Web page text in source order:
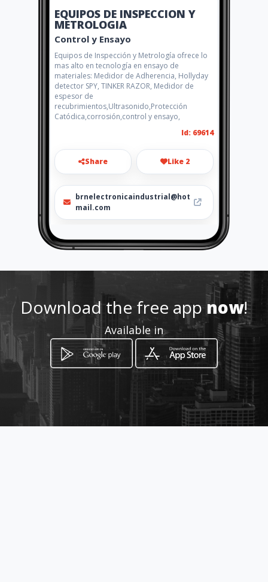
EQUIPOS DE INSPECCION Y
METROLOGIA
Control y Ensayo
Equipos de Inspección y Metrología ofrece lo
mas alto en tecnología en ensayo de
materiales: Medidor de Adherencia, Hollyday
detector SPY, TINKER RAZOR, Medidor de
espesor de
recubrimientos,Ultrasonido,Protección
Catódica,corrosión,control y ensayo,
Id: 69614
Share Like 2
brnelectronicaindustrial@hot
mail.com
601 612 0299 - 215 7799
http://controlyensayo.amawe
Location -
Download the free appnow!
Available in